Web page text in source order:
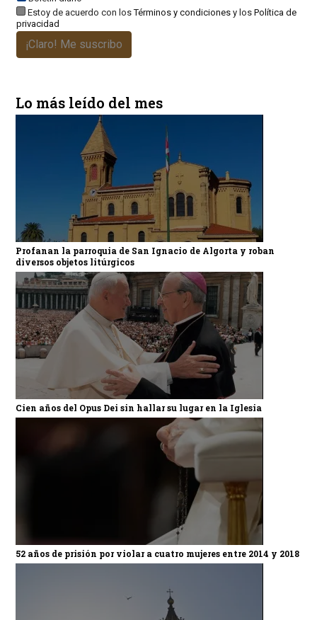
Estoy de acuerdo con losTérminos y condicionesy los Política de
privacidad
¡Claro! Me suscribo
Lo más leído del mes
Profanan la parroquia de San Ignacio de Algorta y roban
diversos objetos litúrgicos
Cien años del Opus Dei sin hallar su lugar en la Iglesia
52 años de prisión por violar a cuatro mujeres entre 2014 y 2018